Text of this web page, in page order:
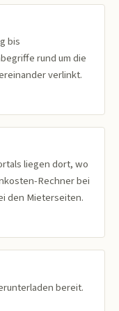
bis
rund um die
verlinkt.
liegen dort, wo
Rechner bei
den Mieterseiten.
bereit.